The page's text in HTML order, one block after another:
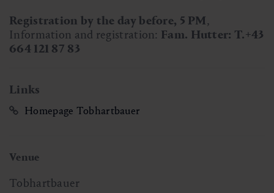
Registration by the day before, 5 PM,
Information and registration: Fam. Hutter: T.+43
664 121 87 83
Links
Homepage Tobhartbauer
Venue
Tobhartbauer